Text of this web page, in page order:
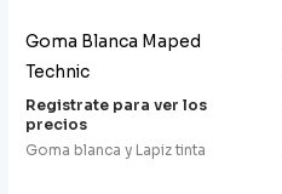
Goma Blanca Maped
Technic
Registrate para ver los
precios
Goma blanca y Lapiz tinta